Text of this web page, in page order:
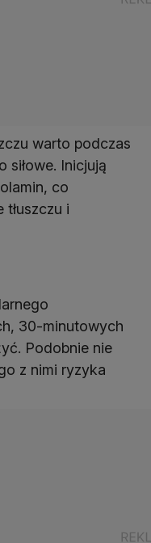
warto podczas
siłowe. Inicjują
co
i
30-minutowych
Podobnie nie
z nimi ryzyka